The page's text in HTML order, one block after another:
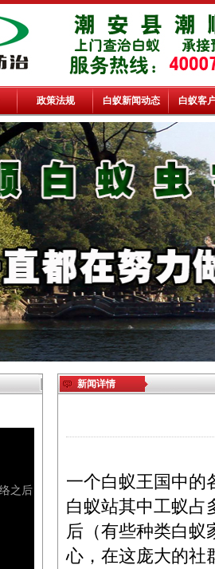
政策法规 白蚁新闻动态 白蚁客
新闻详情
一个白蚁王国中的
白蚁站其中工蚁占
后（有些种类白蚁
心，在这庞大的社